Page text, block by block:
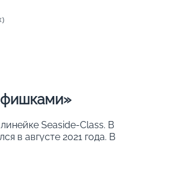
Seaside-Class. В
в августе 2021 года. В
Другие